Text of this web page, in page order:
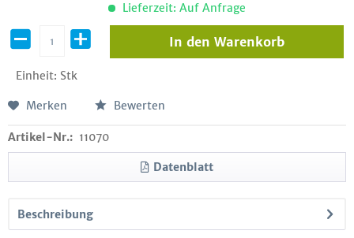
Lieferzeit: Auf Anfrage
Einheit: Stk
In den Warenkorb
Merken Bewerten
Artikel-Nr.: 11070
Datenblatt
Beschreibung